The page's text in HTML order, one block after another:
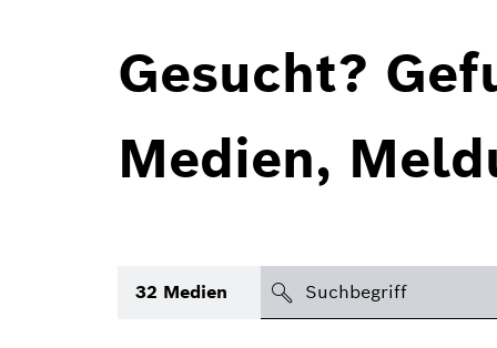
Gesucht?
Medien,
32 Medien suchen